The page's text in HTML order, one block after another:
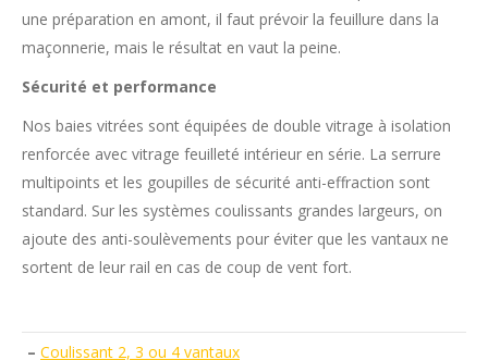
une préparation en amont, il faut prévoir la feuillure dans la
maçonnerie, mais le résultat en vaut la peine.
Sécurité et performance
Nos baies vitrées sont équipées de double vitrage à isolation
renforcée avec vitrage feuilleté intérieur en série. La serrure
multipoints et les goupilles de sécurité anti-effraction sont
standard. Sur les systèmes coulissants grandes largeurs, on
ajoute des anti-soulèvements pour éviter que les vantaux ne
sortent de leur rail en cas de coup de vent fort.
– Coulissant 2, 3 ou 4 vantaux